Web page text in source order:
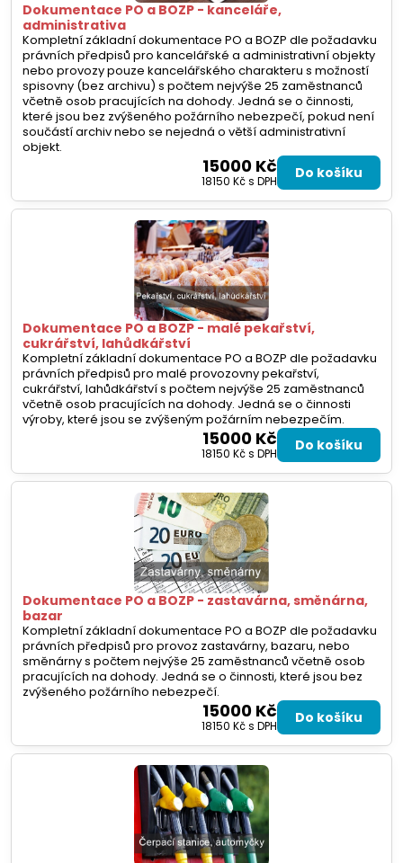
Dokumentace PO a BOZP - kanceláře,
administrativa
Kompletní základní dokumentace PO a BOZP dle požadavku
právních předpisů pro kancelářské a administrativní objekty
nebo provozy pouze kancelářského charakteru s možností
spisovny (bez archivu) s počtem nejvýše 25 zaměstnanců
včetně osob pracujících na dohody. Jedná se o činnosti,
které jsou bez zvýšeného požárního nebezpečí, pokud není
součástí archiv nebo se nejedná o větší administrativní
objekt.
15000 Kč
18150 Kčs DPH Do košíku
Dokumentace PO a BOZP - malé pekařství,
cukrářství, lahůdkářství
Kompletní základní dokumentace PO a BOZP dle požadavku
právních předpisů pro malé provozovny pekařství,
cukrářství, lahůdkářství s počtem nejvýše 25 zaměstnanců
včetně osob pracujících na dohody. Jedná se o činnosti
výroby, které jsou se zvýšeným požárním nebezpečím.
15000 Kč
18150 Kčs DPH Do košíku
Dokumentace PO a BOZP - zastavárna, směnárna,
bazar
Kompletní základní dokumentace PO a BOZP dle požadavku
právních předpisů pro provoz zastavárny, bazaru, nebo
směnárny s počtem nejvýše 25 zaměstnanců včetně osob
pracujících na dohody. Jedná se o činnosti, které jsou bez
zvýšeného požárního nebezpečí.
15000 Kč
18150 Kčs DPH Do košíku